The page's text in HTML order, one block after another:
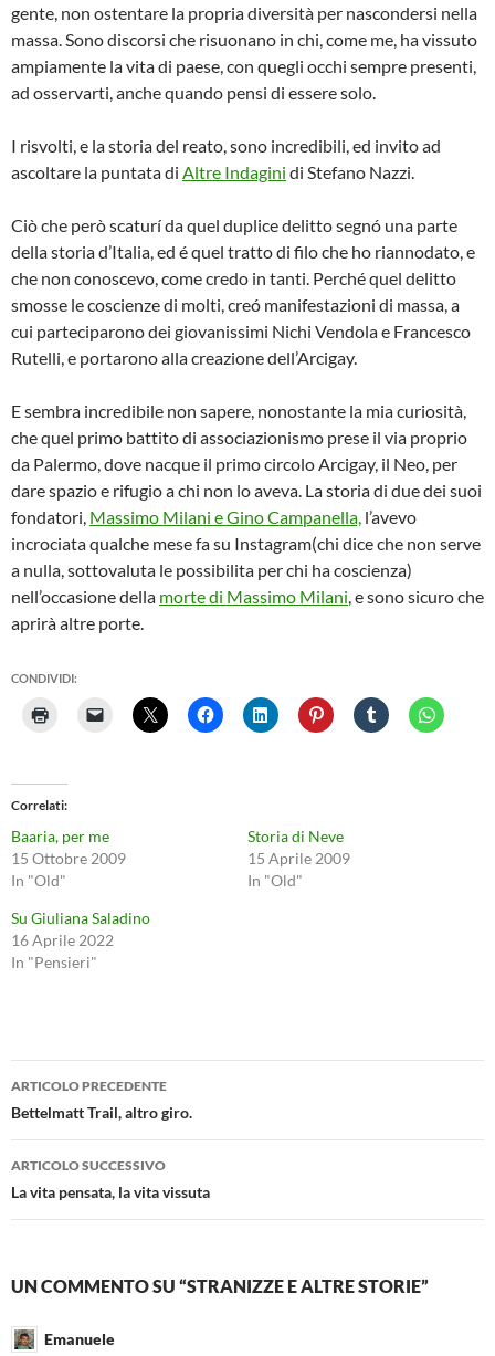
gente, non ostentare la propria diversità per nascondersi nella
massa. Sono discorsi che risuonano in chi, come me, ha vissuto
ampiamente la vita di paese, con quegli occhi sempre presenti,
ad osservarti, anche quando pensi di essere solo.
I risvolti, e la storia del reato, sono incredibili, ed invito ad
ascoltare la puntata di Altre Indagini di Stefano Nazzi.
Ciò che però scaturí da quel duplice delitto segnó una parte
della storia d’Italia, ed é quel tratto di filo che ho riannodato, e
che non conoscevo, come credo in tanti. Perché quel delitto
smosse le coscienze di molti, creó manifestazioni di massa, a
cui parteciparono dei giovanissimi Nichi Vendola e Francesco
Rutelli, e portarono alla creazione dell’Arcigay.
E sembra incredibile non sapere, nonostante la mia curiosità,
che quel primo battito di associazionismo prese il via proprio
da Palermo, dove nacque il primo circolo Arcigay, il Neo, per
dare spazio e rifugio a chi non lo aveva. La storia di due dei suoi
fondatori, Massimo Milani e Gino Campanella, l’avevo
incrociata qualche mese fa su Instagram(chi dice che non serve
a nulla, sottovaluta le possibilita per chi ha coscienza)
nell’occasione della morte di Massimo Milani, e sono sicuro che
aprirà altre porte.
CONDIVIDI:
Correlati
Baaria, per me
15 Ottobre 2009
In "Old"
Storia di Neve
15 Aprile 2009
In "Old"
Su Giuliana Saladino
16 Aprile 2022
In "Pensieri"
Navigazione
articolo
ARTICOLO PRECEDENTE
Bettelmatt Trail, altro giro.
ARTICOLO SUCCESSIVO
La vita pensata, la vita vissuta
UN COMMENTO SU “STRANIZZE E ALTRE STORIE”
Emanuele